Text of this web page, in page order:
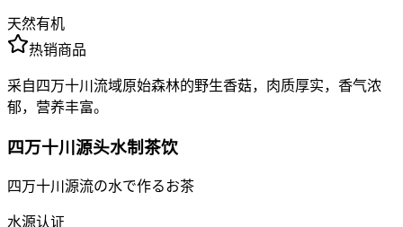
天然有机
热销商品
采自四万十川流域原始森林的野生香菇，肉质厚实，香气浓
郁，营养丰富。
四万十川源头水制茶饮
四万十川源流の水で作るお茶
水源认证